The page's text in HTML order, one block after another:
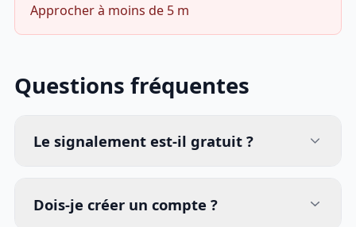
Approcher à moins de 5 m
Questions fréquentes
Le signalement est-il gratuit ?
Dois-je créer un compte ?